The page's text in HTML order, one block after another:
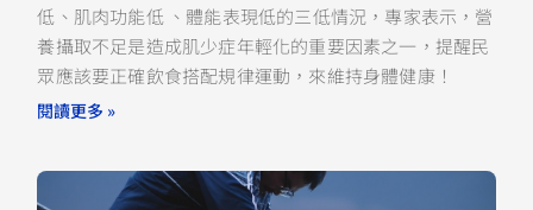
低、肌肉功能低 、體能表現低的三低情況，專家表示，營
養攝取不足是造成肌少症年輕化的重要因素之一，提醒民
眾應該要正確飲食搭配規律運動，來維持身體健康！
閱讀更多 »